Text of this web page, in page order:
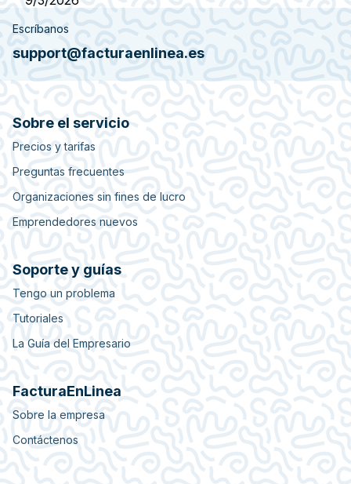
Escríbanos
support@facturaenlinea.es
Sobre el servicio
Precios y tarifas
Preguntas frecuentes
Organizaciones sin fines de lucro
Emprendedores nuevos
Soporte y guías
Tengo un problema
Tutoriales
La Guía del Empresario
FacturaEnLinea
Sobre la empresa
Contáctenos